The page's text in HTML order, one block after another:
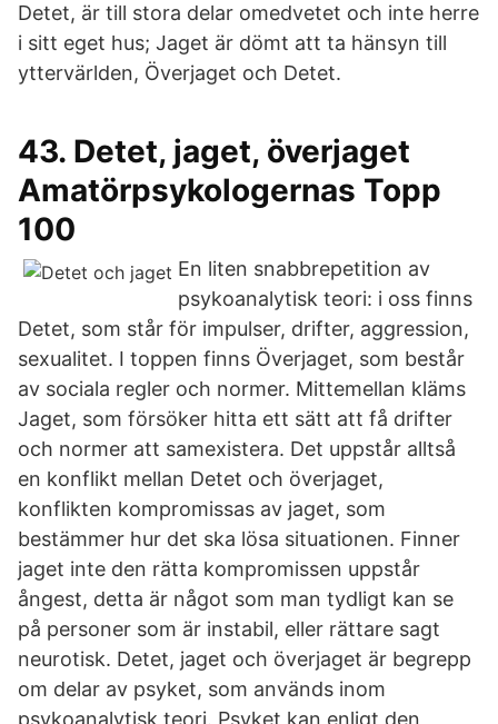
Detet, är till stora delar omedvetet och inte herre
i sitt eget hus; Jaget är dömt att ta hänsyn till
yttervärlden, Överjaget och Detet.
43. Detet, jaget, överjaget
Amatörpsykologernas Topp
100
En liten snabbrepetition av
psykoanalytisk teori: i oss finns
Detet, som står för impulser, drifter, aggression,
sexualitet. I toppen finns Överjaget, som består
av sociala regler och normer. Mittemellan kläms
Jaget, som försöker hitta ett sätt att få drifter
och normer att samexistera. Det uppstår alltså
en konflikt mellan Detet och överjaget,
konflikten kompromissas av jaget, som
bestämmer hur det ska lösa situationen. Finner
jaget inte den rätta kompromissen uppstår
ångest, detta är något som man tydligt kan se
på personer som är instabil, eller rättare sagt
neurotisk. Detet, jaget och överjaget är begrepp
om delar av psyket, som används inom
psykoanalytisk teori. Psyket kan enligt den